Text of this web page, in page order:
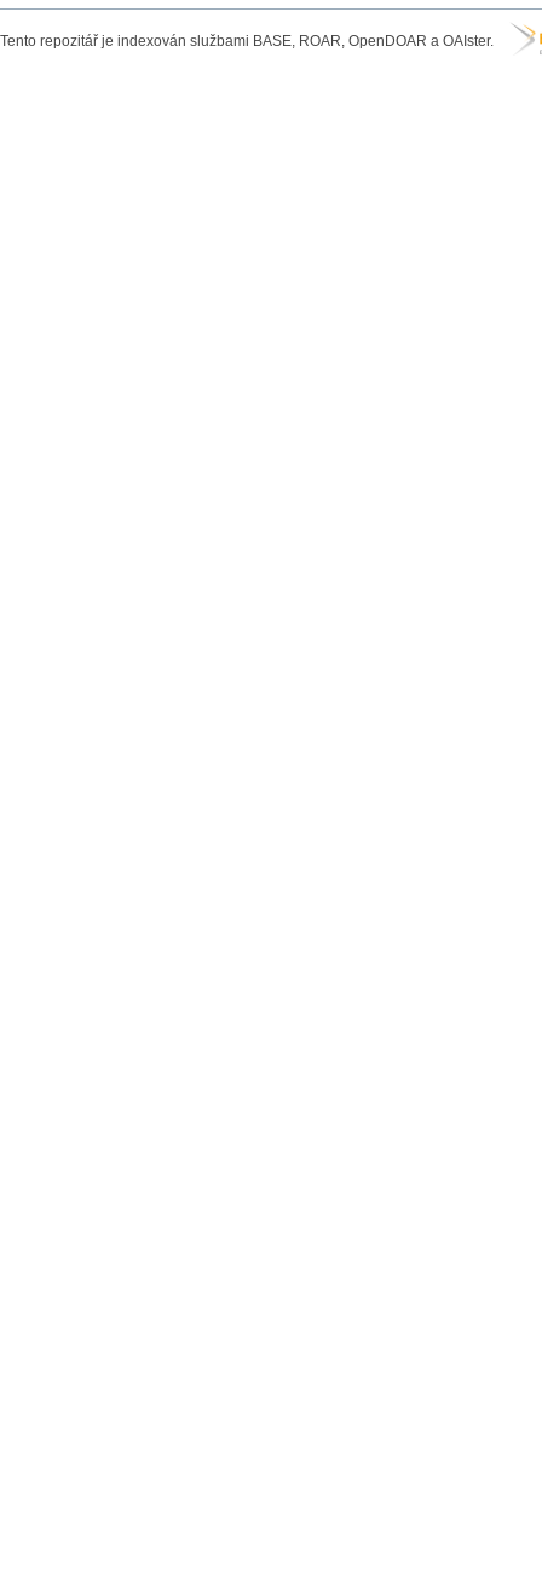
Tento repozitář je indexován službami BASE, ROAR, OpenDOAR a OAIster.